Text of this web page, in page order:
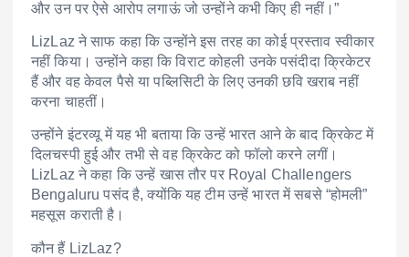
और उन पर ऐसे आरोप लगाऊं जो उन्होंने कभी किए ही नहीं।”
LizLaz ने साफ कहा कि उन्होंने इस तरह का कोई प्रस्ताव स्वीकार
नहीं किया। उन्होंने कहा कि विराट कोहली उनके पसंदीदा क्रिकेटर
हैं और वह केवल पैसे या पब्लिसिटी के लिए उनकी छवि खराब नहीं
करना चाहतीं।
उन्होंने इंटरव्यू में यह भी बताया कि उन्हें भारत आने के बाद क्रिकेट में
दिलचस्पी हुई और तभी से वह क्रिकेट को फॉलो करने लगीं।
LizLaz ने कहा कि उन्हें खास तौर पर Royal Challengers
Bengaluru पसंद है, क्योंकि यह टीम उन्हें भारत में सबसे “होमली”
महसूस कराती है।
कौन हैं LizLaz?